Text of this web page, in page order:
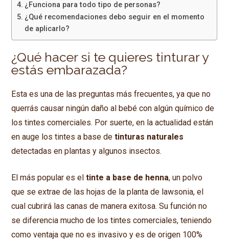
¿Funciona para todo tipo de personas?
¿Qué recomendaciones debo seguir en el momento
de aplicarlo?
¿Qué hacer si te quieres tinturar y
estás embarazada?
Esta es una de las preguntas más frecuentes, ya que no
querrás causar ningún daño al bebé con algún químico de
los tintes comerciales. Por suerte, en la actualidad están
en auge los tintes a base detinturas naturales
detectadas en plantas y algunos insectos.
El más popular es eltinte a base de henna, un polvo
que se extrae de las hojas de la planta de lawsonia, el
cual cubrirá las canas de manera exitosa. Su función no
se diferencia mucho de los tintes comerciales, teniendo
como ventaja que no es invasivo y es de origen 100%